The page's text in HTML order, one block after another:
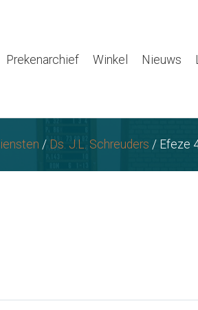
Prekenarchief Winkel Nieuws
/ Ds. J.L. Schreuders / Efeze